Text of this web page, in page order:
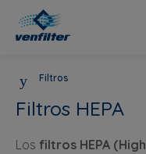
Filtros
Filtros HEPA
Los filtros HEPA